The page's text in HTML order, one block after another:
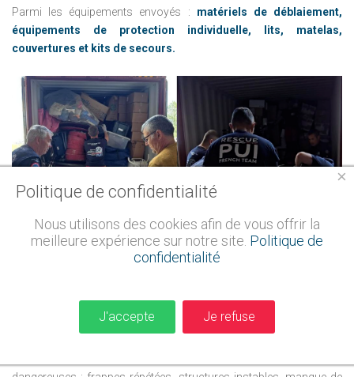
Parmi les équipements envoyés : matériels de déblaiement,
équipements de protection individuelle, lits, matelas,
couvertures et kits de secours.
ceux
sauventdesvies
×
Politique de confidentialité
Nous utilisons des cookies afin de vous offrir la
meilleure expérience sur notre site. Politique de
confidentialité
J'accepte Je refuse